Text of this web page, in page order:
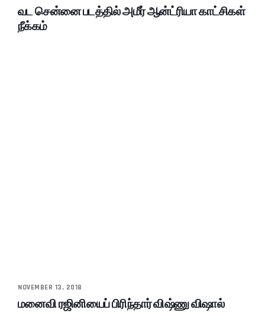
வட சென்னை படத்தில் அமீர் ஆன்ட்ரியா காட்சிகள்
நீக்கம்
NOVEMBER 13, 2018
மனைவி ரஜினியைப் பிரிந்தார் விஷ்ணு விஷால்